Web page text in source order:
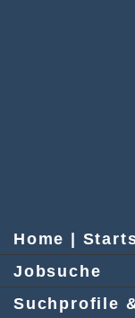
Home |
Jobsuche
Suchprofile